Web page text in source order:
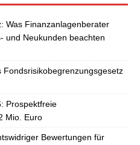
Was Finanzanlagenberater
und Neukunden beachten
Prospektfreie
Mio. Euro
Bewertungen für